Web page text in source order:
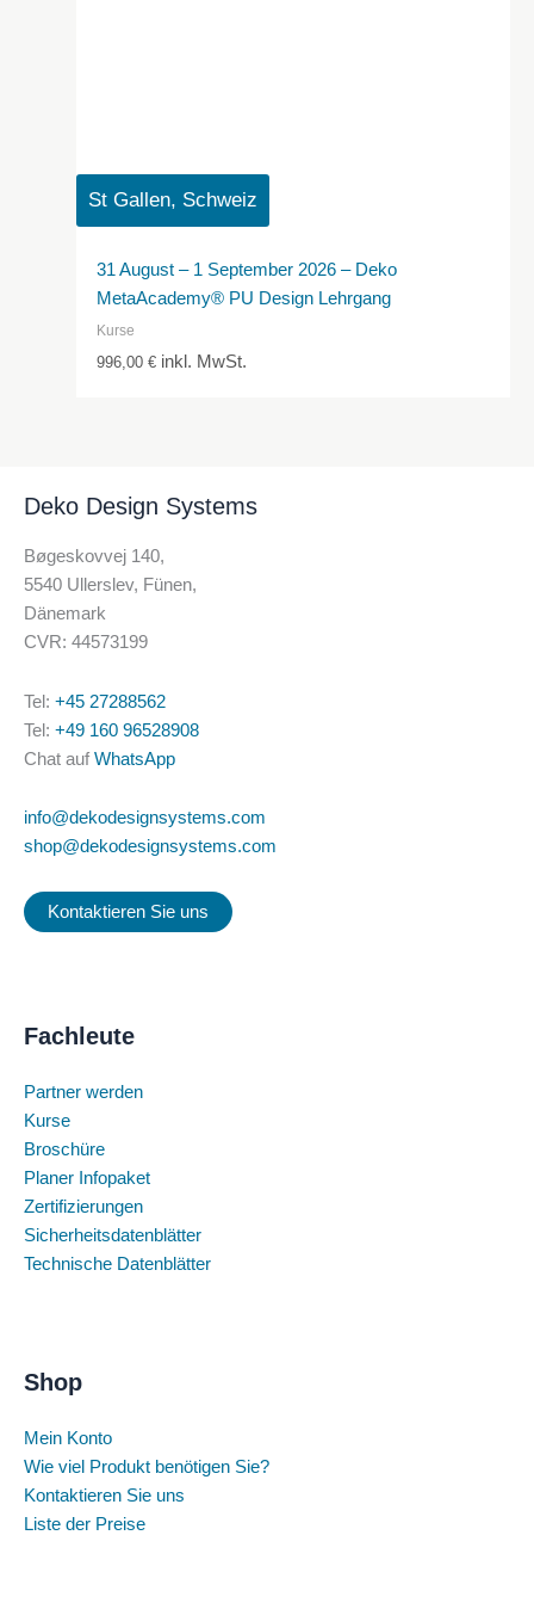
St Gallen, Schweiz
31 August – 1 September 2026 – Deko
MetaAcademy® PU Design Lehrgang
Kurse
996,00€ inkl. MwSt.
Deko Design Systems
Bøgeskovvej 140,
5540 Ullerslev, Fünen,
Dänemark
CVR: 44573199
Tel: +45 27288562
Tel: +49 160 96528908
Chat auf WhatsApp
info@dekodesignsystems.com
shop@dekodesignsystems.com
Kontaktieren Sie uns
Fachleute
Partner werden
Kurse
Broschüre
Planer Infopaket
Zertifizierungen
Sicherheitsdatenblätter
Technische Datenblätter
Shop
Mein Konto
Wie viel Produkt benötigen Sie?
Kontaktieren Sie uns
Liste der Preise